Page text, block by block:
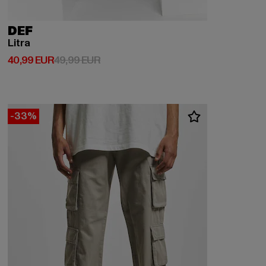
DEF
Litra
40,99 EUR
Derzeitiger Preis: 40,99 EUR
49,99 EURAktionspreis: 49,99 EUR
-33%